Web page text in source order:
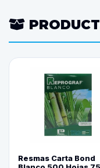
Resmas Carta Bond